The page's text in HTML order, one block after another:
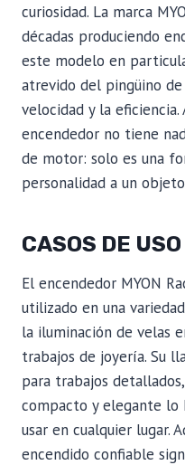
curiosidad. La marca
décadas produciendo
este modelo en
atrevido del pingüino
velocidad y la
encendedor no tiene
de motor: solo es una
personalidad a un
CASOS DE
El encendedor MYON
utilizado en una
la iluminación de velas
trabajos de joyería. Su
para trabajos
compacto y elegante
usar en cualquier lugar.
encendido confiable